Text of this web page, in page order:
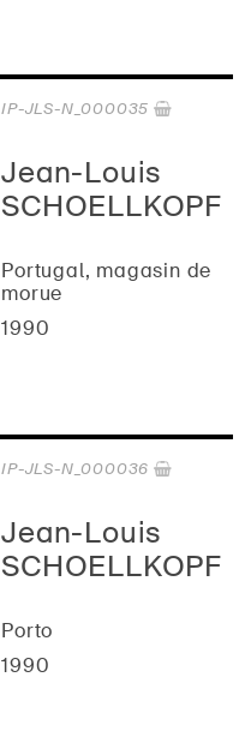
Jean-Louis
SCHOELLKOPF
Portugal, magasin de
morue
1990
IP-JLS-N_000035
Jean-Louis
SCHOELLKOPF
Porto
1990
IP-JLS-N_000036